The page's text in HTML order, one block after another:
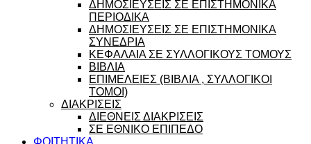
ΔΗΜΟΣΙΕΥΣΕΙΣ ΣΕ ΕΠΙΣΤΗΜΟΝΙΚΑ
ΠΕΡΙΟΔΙΚΑ
ΔΗΜΟΣΙΕΥΣΕΙΣ ΣΕ ΕΠΙΣΤΗΜΟΝΙΚΑ
ΣΥΝΕΔΡΙΑ
ΚΕΦΑΛΑΙΑ ΣΕ ΣΥΛΛΟΓΙΚΟΥΣ ΤΟΜΟΥΣ
ΒΙΒΛΙΑ
ΕΠΙΜΕΛΕΙΕΣ (ΒΙΒΛΙΑ , ΣΥΛΛΟΓΙΚΟΙ
ΤΟΜΟΙ)
ΔΙΑΚΡΙΣΕΙΣ
ΔΙΕΘΝΕΙΣ ΔΙΑΚΡΙΣΕΙΣ
ΣΕ ΕΘΝΙΚΟ ΕΠΙΠΕΔΟ
ΦΟΙΤΗΤΙΚΑ